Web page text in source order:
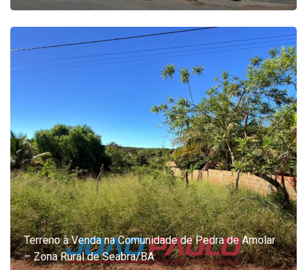
Terreno à Venda na Comunidade de Pedra de Amolar
– Zona Rural de Seabra/BA